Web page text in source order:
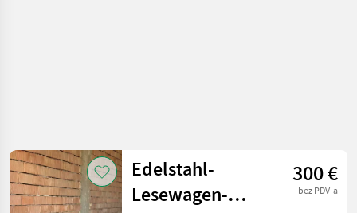
Edelstahl-
Lesewagen-
300 €
bez PDV-a